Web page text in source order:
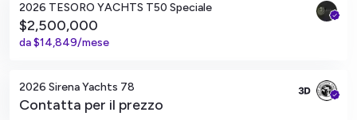
2026 TESORO YACHTS T50 Speciale
$2,500,000
da$14,849/mese
2026 Sirena Yachts 78
Contatta per il prezzo
San Diego, California
San Diego, California